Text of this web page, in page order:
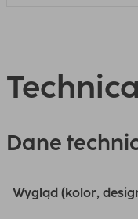
Dane
Wygląd (kolor,